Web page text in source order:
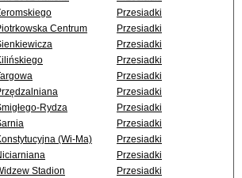
Przesiadki
Centrum
Przesiadki
Przesiadki
Przesiadki
Przesiadki
Przesiadki
Rydza
Przesiadki
Przesiadki
(Wi-Ma)
Przesiadki
Przesiadki
Stadion
Przesiadki